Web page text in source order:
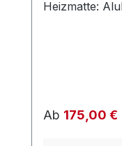
Heizmatte:
Ab 175,00 €